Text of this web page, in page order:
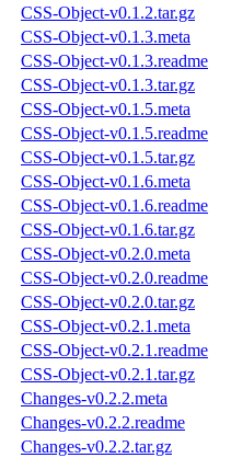
CSS-Object-v0.1.2.tar.gz
CSS-Object-v0.1.3.meta
CSS-Object-v0.1.3.readme
CSS-Object-v0.1.3.tar.gz
CSS-Object-v0.1.5.meta
CSS-Object-v0.1.5.readme
CSS-Object-v0.1.5.tar.gz
CSS-Object-v0.1.6.meta
CSS-Object-v0.1.6.readme
CSS-Object-v0.1.6.tar.gz
CSS-Object-v0.2.0.meta
CSS-Object-v0.2.0.readme
CSS-Object-v0.2.0.tar.gz
CSS-Object-v0.2.1.meta
CSS-Object-v0.2.1.readme
CSS-Object-v0.2.1.tar.gz
Changes-v0.2.2.meta
Changes-v0.2.2.readme
Changes-v0.2.2.tar.gz